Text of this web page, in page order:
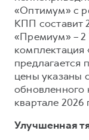
«Оптимум» с
КПП составит
«Премиум» – 2
комплектация
предлагается
цены указаны
обновленного
квартале 2026
Улучшенная